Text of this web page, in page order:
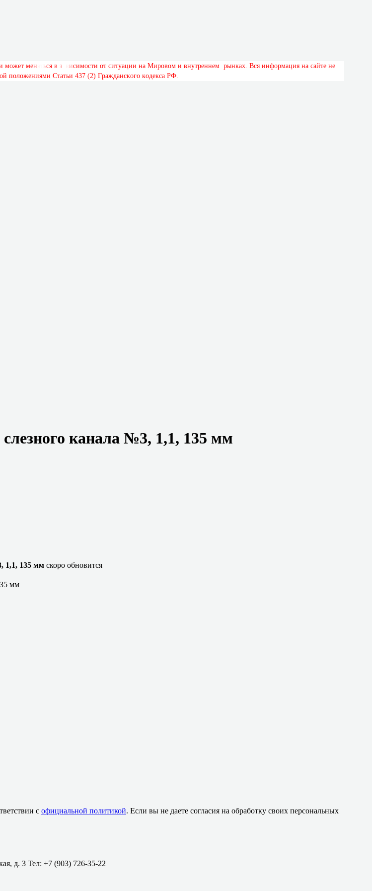
может мен ься в з исимости от ситуации на Мировом и внутреннем рынках. Вся информация на сайте не
ой положениями Статьи 437 (2) Гражданского кодекса РФ.
канала №3, 1,1, 135 мм
1,1, 135 мм скоро обновится
мм
с официальной политикой. Если вы не даете согласия на обработку своих персональных
д. 3 Тел: +7 (903) 726-35-22